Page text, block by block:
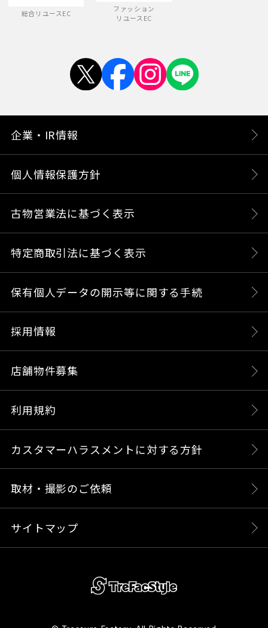
総合リユースEC
ファッション
リユースEC
企業・IR情報
個人情報保護方針
古物営業法に基づく表示
特定商取引法に基づく表示
保有個人データの開示等に関する手続
採用情報
店舗物件募集
利用規約
カスタマーハラスメントに対する方針
取材・撮影のご依頼
サイトマップ